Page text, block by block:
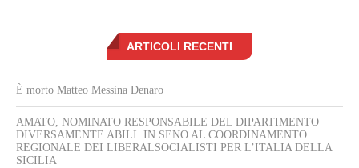
ARTICOLI RECENTI
È morto Matteo Messina Denaro
AMATO, NOMINATO RESPONSABILE DEL DIPARTIMENTO
DIVERSAMENTE ABILI. IN SENO AL COORDINAMENTO
REGIONALE DEI LIBERALSOCIALISTI PER L’ITALIA DELLA
SICILIA